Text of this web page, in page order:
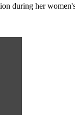
during her